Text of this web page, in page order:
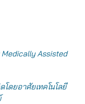
Assisted
ดยอาศัยเทคโนโลยี